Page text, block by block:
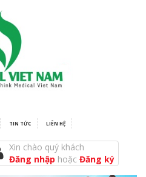
TIN TỨC LIÊN HỆ
Xin chào quý khách
Đăng nhập hoặcĐăng ký